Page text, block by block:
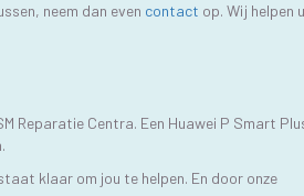
neem dan even contact op. Wij helpen u
Reparatie Centra. Een Huawei P Smart
klaar om jou te helpen. En door onze